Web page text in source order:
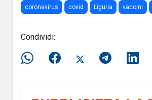
coronavirus covid Liguria vaccini
Condividi: